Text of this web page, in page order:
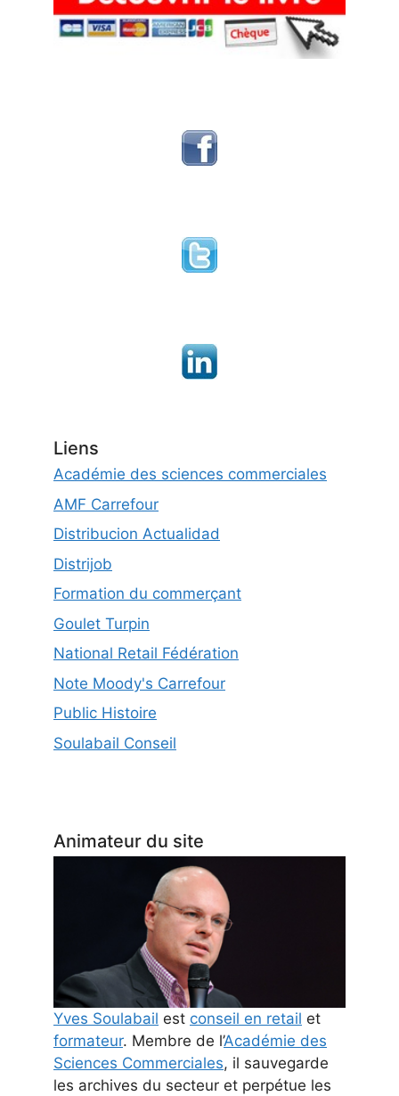
Liens
Académie des sciences commerciales
AMF Carrefour
Distribucion Actualidad
Distrijob
Formation du commerçant
Goulet Turpin
National Retail Fédération
Note Moody's Carrefour
Public Histoire
Soulabail Conseil
Animateur du site
Yves Soulabail est conseil en retail et
formateur. Membre de l’Académie des
Sciences Commerciales, il sauvegarde
les archives du secteur et perpétue les